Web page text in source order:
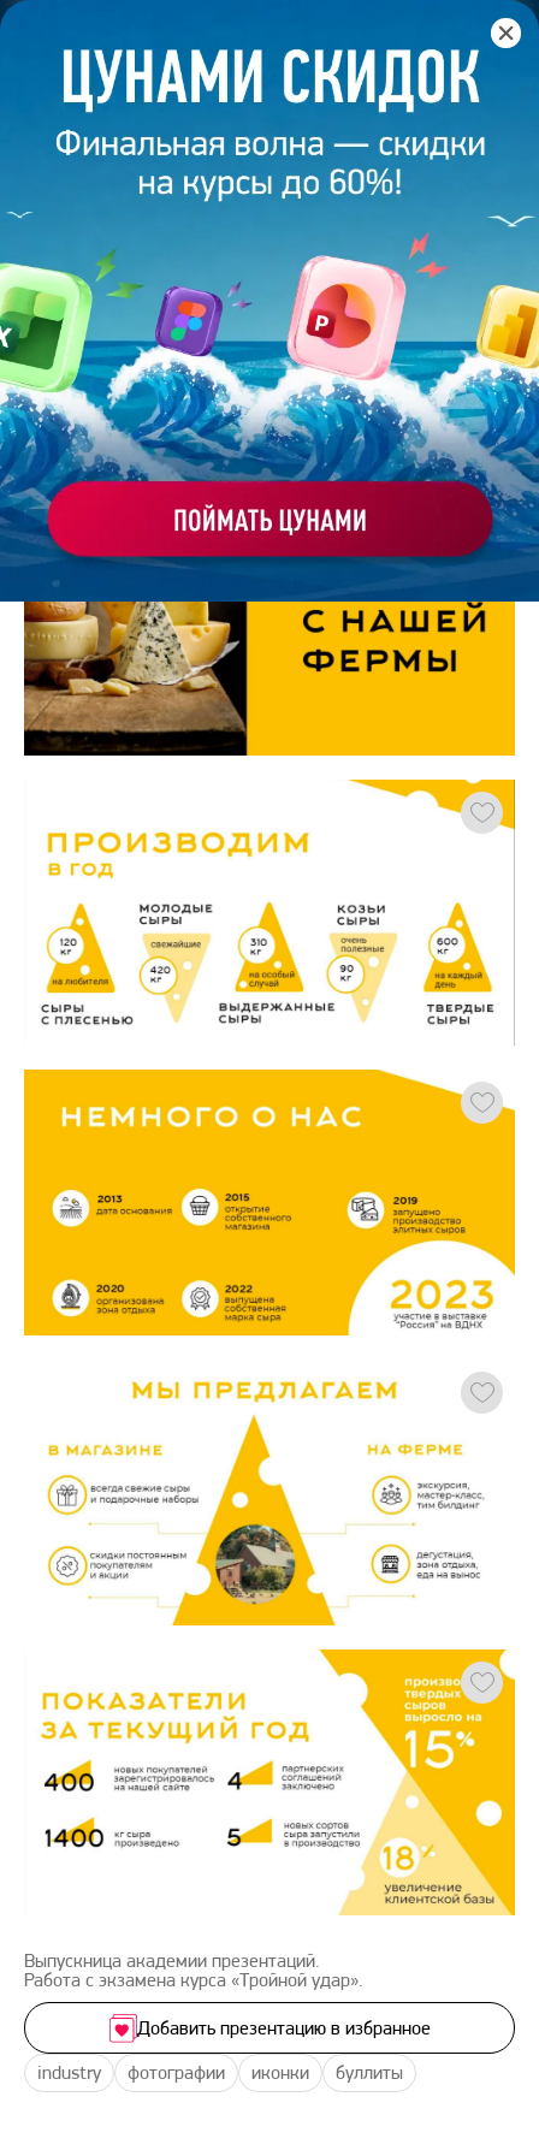
Главная /Банк слайдов / Презентация 108 – Галина
ПРЕЗЕНТАЦИЯ 108 - ГАЛИНА
БЕЛЯНИНА
Моё избранное
Работа
эксперта
ХОЧУ ЗАКАЗАТЬ ТАКУЮ ПРЕЗЕНТАЦИЮ
Выпускница академии презентаций.
Работа с экзамена курса «Тройной удар».
industry фотографии иконки буллиты
Добавить презентацию в избранное